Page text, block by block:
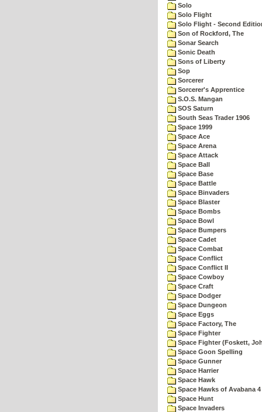
Solo
Solo Flight
Solo Flight - Second
Son of Rockford, The
Sonar Search
Sonic Death
Sons of Liberty
Sop
Sorcerer
Sorcerer's Apprentice
S.O.S. Mangan
SOS Saturn
South Seas Trader 1906
Space 1999
Space Ace
Space Arena
Space Attack
Space Ball
Space Base
Space Battle
Space Binvaders
Space Blaster
Space Bombs
Space Bowl
Space Bumpers
Space Cadet
Space Combat
Space Conflict
Space Conflict II
Space Cowboy
Space Craft
Space Dodger
Space Dungeon
Space Eggs
Space Factory, The
Space Fighter
Space Fighter (Foskett,
Space Goon Spelling
Space Gunner
Space Harrier
Space Hawk
Space Hawks of Avabana 4
Space Hunt
Space Invaders